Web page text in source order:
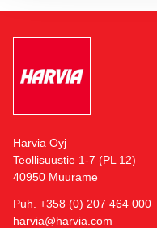
Harvia Oyj
Teollisuustie 1-7 (PL 12)
40950 Muurame
Puh. +358 (0) 207 464 000
harvia@harvia.com